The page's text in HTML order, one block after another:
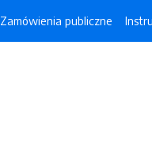
Zamówienia publiczne